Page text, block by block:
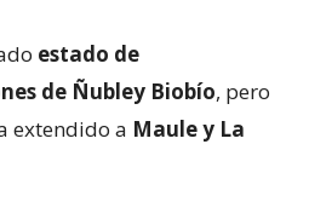
estado de
de Ñubley Biobío, pero
extendido a Maule y La